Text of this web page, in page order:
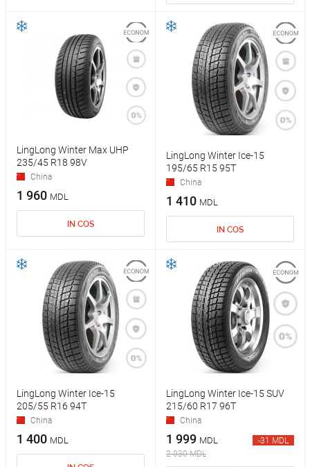
LingLong Winter Max UHP
235/45 R18 98V
China
1 960 MDL
IN COS
LingLong Winter Ice-15
195/65 R15 95T
China
1 410 MDL
IN COS
LingLong Winter Ice-15
205/55 R16 94T
China
1 400 MDL
LingLong Winter Ice-15 SUV
215/60 R17 96T
China
1 999 MDL
2 030 MDL
-31 MDL